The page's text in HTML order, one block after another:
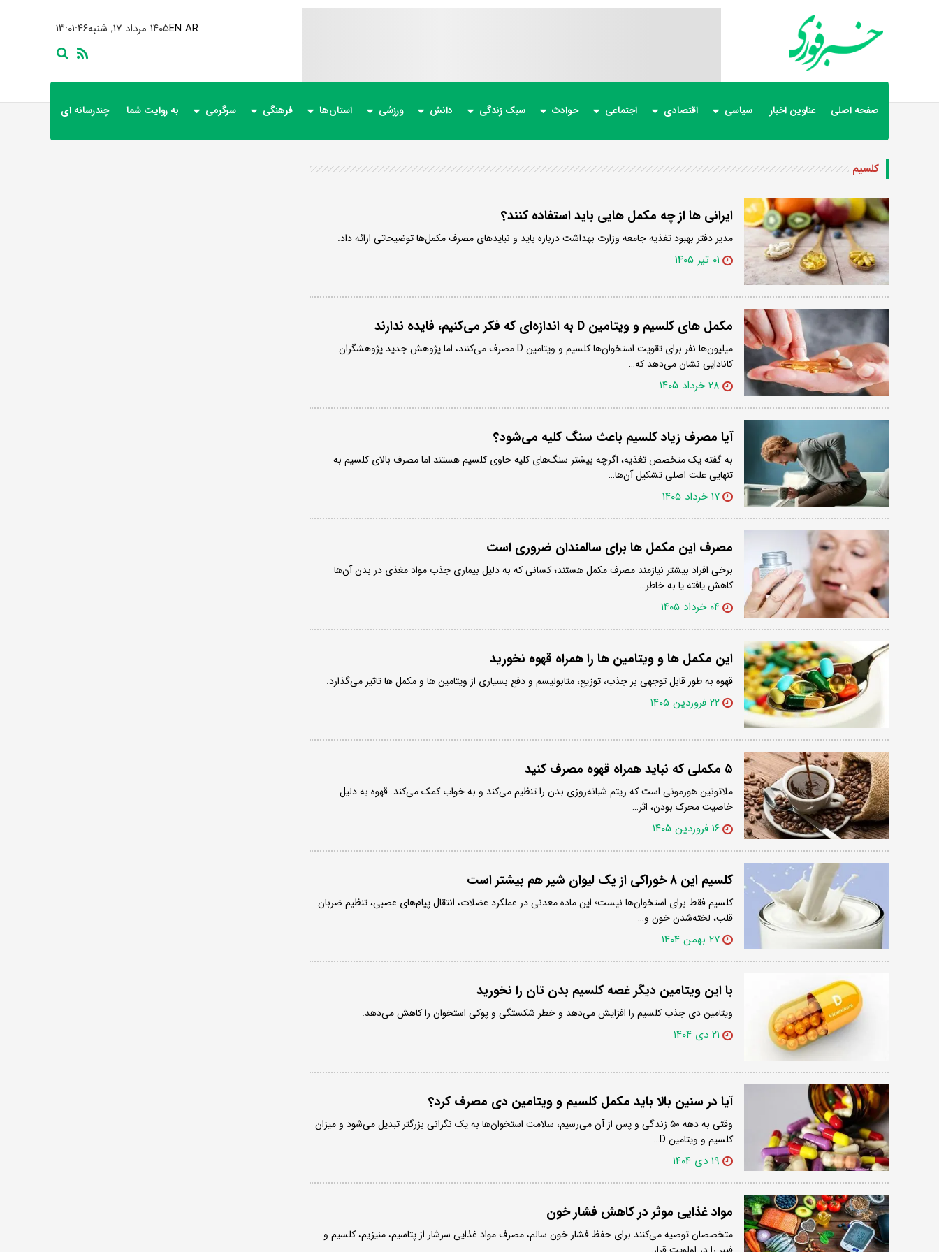
۱۳:۰۱:۴۶ ۱۴۰۵ مرداد ۱۷, شنبهEN AR
صفحه اصلی عناوین اخبار سیاسی اقتصادی اجتماعی حوادث سبک زندگی دانش ورزشی استان‌ها فرهنگی سرگرمی به روایت شما چندرسانه ای
کلسیم
ایرانی ها از چه مکمل هایی باید استفاده کنند؟
مدیر دفتر بهبود تغذیه جامعه وزارت بهداشت درباره باید و نبایدهای مصرف مکمل‌ها توضیحاتی ارائه داد.
۰۱ تیر ۱۴۰۵
مکمل های کلسیم و ویتامین D به اندازه‌ای که فکر می‌کنیم، فایده ندارند
میلیون‌ها نفر برای تقویت استخوان‌ها کلسیم و ویتامین D مصرف می‌کنند، اما پژوهش جدید پژوهشگران
کانادایی نشان می‌دهد که…
۲۸ خرداد ۱۴۰۵
آیا مصرف زیاد کلسیم باعث سنگ کلیه می‌شود؟
به گفته یک متخصص تغذیه، اگرچه بیشتر سنگ‌های کلیه حاوی کلسیم هستند اما مصرف بالای کلسیم به‌
تنهایی علت اصلی تشکیل آن‌ها…
۱۷ خرداد ۱۴۰۵
مصرف این مکمل ها برای سالمندان ضروری است
برخی افراد بیشتر نیازمند مصرف مکمل هستند؛ کسانی که به دلیل بیماری جذب مواد مغذی در بدن آن‌ها
کاهش یافته یا به خاطر…
۰۴ خرداد ۱۴۰۵
این مکمل ها و ویتامین ها را همراه قهوه نخورید
قهوه به طور قابل توجهی بر جذب، توزیع، متابولیسم و دفع بسیاری از ویتامین ها و مکمل ها تاثیر می‌گذارد.
۲۲ فروردین ۱۴۰۵
۵ مکملی که نباید همراه قهوه مصرف کنید
ملاتونین هورمونی است که ریتم شبانه‌روزی بدن را تنظیم می‌کند و به خواب کمک می‌کند. قهوه به دلیل
خاصیت محرک بودن، اثر…
۱۶ فروردین ۱۴۰۵
کلسیم این ۸ خوراکی از یک لیوان شیر هم بیشتر است
کلسیم فقط برای استخوان‌ها نیست؛ این ماده معدنی در عملکرد عضلات، انتقال پیام‌های عصبی، تنظیم ضربان
قلب، لخته‌شدن خون و…
۲۷ بهمن ۱۴۰۴
با این ویتامین دیگر غصه کلسیم بدن تان را نخورید
ویتامین دی جذب کلسیم را افزایش می‌دهد و خطر شکستگی و پوکی استخوان را کاهش می‌دهد.
۲۱ دی ۱۴۰۴
آیا در سنین بالا باید مکمل کلسیم و ویتامین دی مصرف کرد؟
وقتی به دهه ۵۰ زندگی و پس از آن می‌رسیم، سلامت استخوان‌ها به یک نگرانی بزرگتر تبدیل می‌شود و میزان
کلسیم و ویتامین D…
۱۹ دی ۱۴۰۴
مواد غذایی موثر در کاهش فشار خون
متخصصان توصیه می‌کنند برای حفظ فشار خون سالم، مصرف مواد غذایی سرشار از پتاسیم، منیزیم، کلسیم و